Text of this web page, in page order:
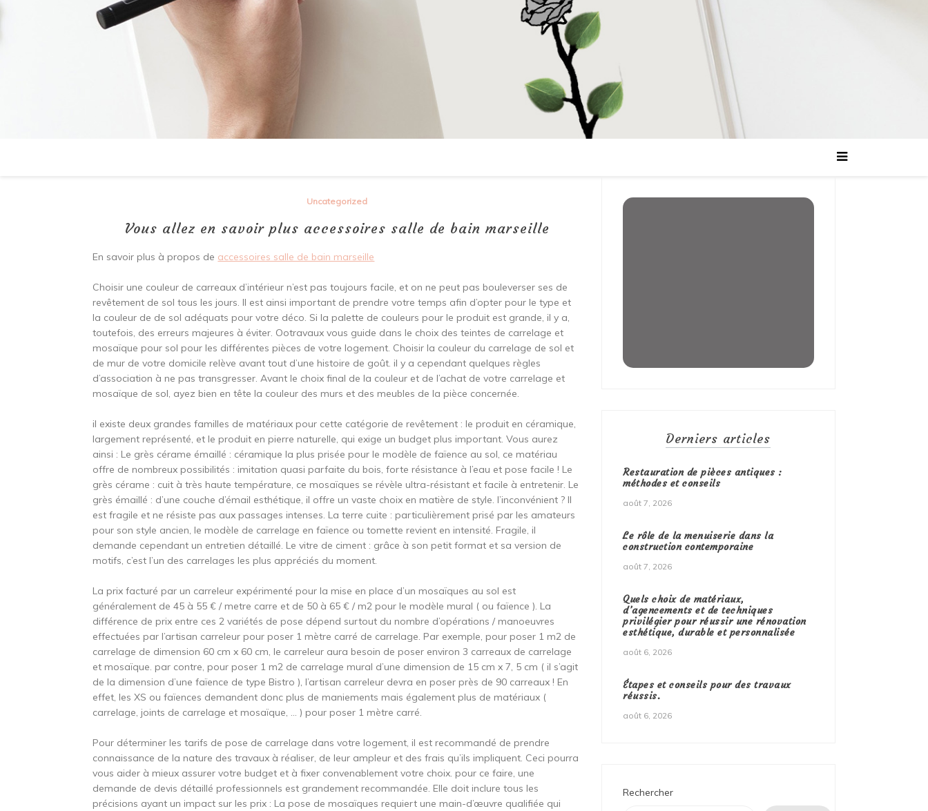
Uncategorized
Vous allez en savoir plus accessoires salle de bain marseille
En savoir plus à propos de accessoires salle de bain marseille
Choisir une couleur de carreaux d’intérieur n’est pas toujours facile, et on ne peut pas bouleverser ses de
revêtement de sol tous les jours. Il est ainsi important de prendre votre temps afin d’opter pour le type et
la couleur de de sol adéquats pour votre déco. Si la palette de couleurs pour le produit est grande, il y a,
toutefois, des erreurs majeures à éviter. Ootravaux vous guide dans le choix des teintes de carrelage et
mosaïque pour sol pour les différentes pièces de votre logement. Choisir la couleur du carrelage de sol et
de mur de votre domicile relève avant tout d’une histoire de goût. il y a cependant quelques règles
d’association à ne pas transgresser. Avant le choix final de la couleur et de l’achat de votre carrelage et
mosaïque de sol, ayez bien en tête la couleur des murs et des meubles de la pièce concernée.
il existe deux grandes familles de matériaux pour cette catégorie de revêtement : le produit en céramique,
largement représenté, et le produit en pierre naturelle, qui exige un budget plus important. Vous aurez
ainsi : Le grès cérame émaillé : céramique la plus prisée pour le modèle de faïence au sol, ce matériau
offre de nombreux possibilités : imitation quasi parfaite du bois, forte résistance à l’eau et pose facile ! Le
grès cérame : cuit à très haute température, ce mosaïques se révèle ultra-résistant et facile à entretenir. Le
grès émaillé : d’une couche d’émail esthétique, il offre un vaste choix en matière de style. l’inconvénient ? Il
est fragile et ne résiste pas aux passages intenses. La terre cuite : particulièrement prisé par les amateurs
pour son style ancien, le modèle de carrelage en faïence ou tomette revient en intensité. Fragile, il
demande cependant un entretien détaillé. Le vitre de ciment : grâce à son petit format et sa version de
motifs, c’est l’un des carrelages les plus appréciés du moment.
La prix facturé par un carreleur expérimenté pour la mise en place d’un mosaïques au sol est
généralement de 45 à 55 € / metre carre et de 50 à 65 € / m2 pour le modèle mural ( ou faïence ). La
différence de prix entre ces 2 variétés de pose dépend surtout du nombre d’opérations / manoeuvres
effectuées par l’artisan carreleur pour poser 1 mètre carré de carrelage. Par exemple, pour poser 1 m2 de
carrelage de dimension 60 cm x 60 cm, le carreleur aura besoin de poser environ 3 carreaux de carrelage
et mosaïque. par contre, pour poser 1 m2 de carrelage mural d’une dimension de 15 cm x 7, 5 cm ( il s’agit
de la dimension d’une faïence de type Bistro ), l’artisan carreleur devra en poser près de 90 carreaux ! En
effet, les XS ou faïences demandent donc plus de maniements mais également plus de matériaux (
carrelage, joints de carrelage et mosaïque, … ) pour poser 1 mètre carré.
Pour déterminer les tarifs de pose de carrelage dans votre logement, il est recommandé de prendre
connaissance de la nature des travaux à réaliser, de leur ampleur et des frais qu’ils impliquent. Ceci pourra
vous aider à mieux assurer votre budget et à fixer convenablement votre choix. pour ce faire, une
demande de devis détaillé professionnels est grandement recommandée. Elle doit inclure tous les
précisions ayant un impact sur les prix : La pose de mosaïques requiert une main-d’œuvre qualifiée qui
Derniers articles
Restauration de pièces antiques :
méthodes et conseils
août 7, 2026
Le rôle de la menuiserie dans la
construction contemporaine
août 7, 2026
Quels choix de matériaux,
d’agencements et de techniques
privilégier pour réussir une rénovation
esthétique, durable et personnalisée
août 6, 2026
Étapes et conseils pour des travaux
réussis.
août 6, 2026
Rechercher